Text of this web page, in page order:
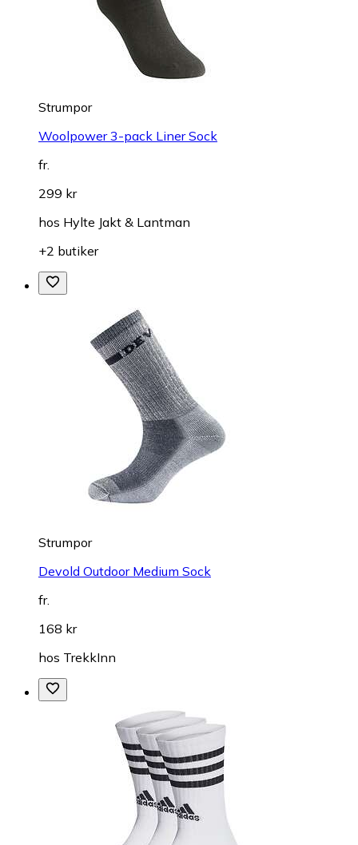
Strumpor
Woolpower 3-pack Liner Sock
fr.
299 kr
hos Hylte Jakt & Lantman
+2 butiker
Strumpor
Devold Outdoor Medium Sock
fr.
168 kr
hos TrekkInn